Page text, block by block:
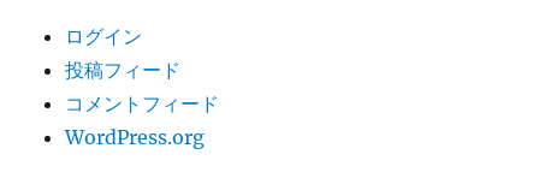
ログイン
投稿フィード
コメントフィード
WordPress.org